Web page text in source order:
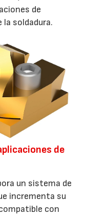
de
la soldadura.
de
un sistema de
incrementa su
con